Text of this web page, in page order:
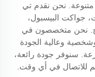
نحن نقدم تي
جواكت البيسبول،
نحن متخصصون في
وعالية الجودة
سنوفر جودة رائعة،
للاتصال في أي وقت.